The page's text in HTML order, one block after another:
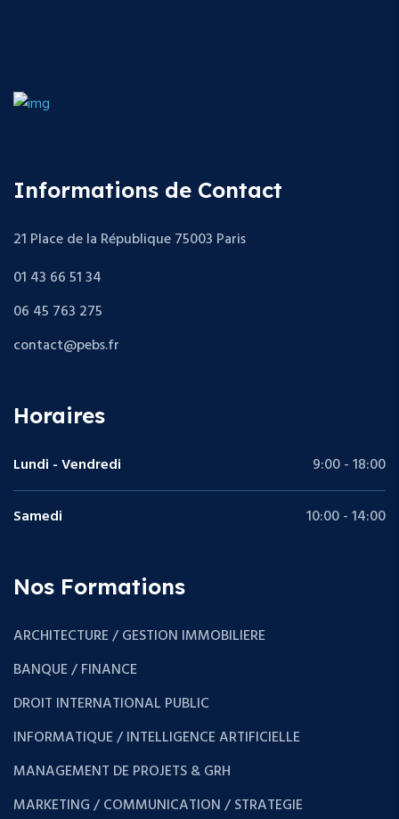
Informations de Contact
21 Place de la République 75003 Paris
01 43 66 51 34
06 45 763 275
contact@pebs.fr
Horaires
Lundi - Vendredi 9:00 - 18:00
Samedi 10:00 - 14:00
Nos Formations
ARCHITECTURE / GESTION IMMOBILIERE
BANQUE / FINANCE
DROIT INTERNATIONAL PUBLIC
INFORMATIQUE / INTELLIGENCE ARTIFICIELLE
MANAGEMENT DE PROJETS & GRH
MARKETING / COMMUNICATION / STRATEGIE